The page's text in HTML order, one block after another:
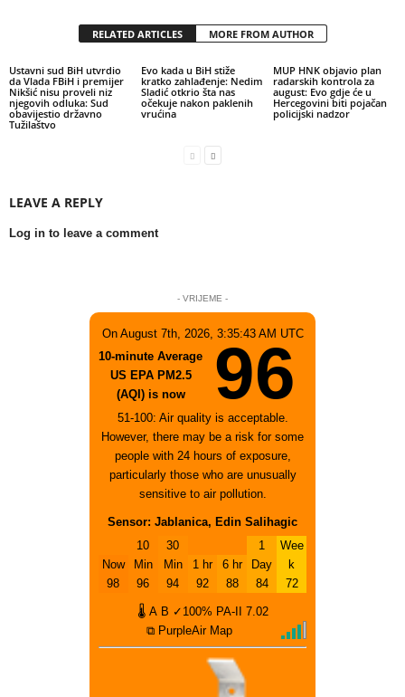
RELATED ARTICLES MORE FROM AUTHOR
Ustavni sud BiH utvrdio
da Vlada FBiH i premijer
Nikšić nisu proveli niz
njegovih odluka: Sud
obavijestio državno
Tužilaštvo
Evo kada u BiH stiže
kratko zahlađenje: Nedim
Sladić otkrio šta nas
očekuje nakon paklenih
vrućina
MUP HNK objavio plan
radarskih kontrola za
august: Evo gdje će u
Hercegovini biti pojačan
policijski nadzor
LEAVE A REPLY
Log in to leave a comment
- VRIJEME -
On August 7th, 2026, 3:35:43 AM UTC
10-minute Average
US EPA PM2.5
(AQI) is now
96
51-100: Air quality is acceptable.
However, there may be a risk for some
people with 24 hours of exposure,
particularly those who are unusually
sensitive to air pollution.
Sensor: Jablanica, Edin Salihagic
Now
98
10
Min
96
30
Min
94
1 hr
92
6 hr
88
1
Day
84
Wee
k
72
🌡 A B ✓100% PA-II
7.02
⧉ PurpleAir Map